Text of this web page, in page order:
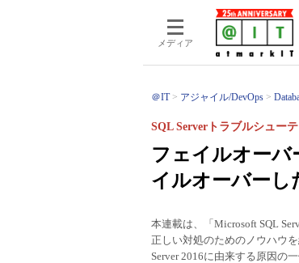
メディア
＠IT アジャイル/DevOps
フェイルオーバ
イルオーバーし
SQL Serverトラブルシューテ
本連載は、「Microsoft SQL
正しい対処のためのノウハウ
Server 2016に由来する原因の